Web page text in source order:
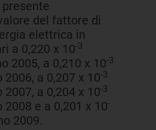
del fattore di
elettrica in
a 0,220 x 10-3
2005, a 0,210 x 10-3
2006, a 0,207 x 10-3
2007, a 0,204 x 10-3
2008 e a 0,201 x 10-
2009.